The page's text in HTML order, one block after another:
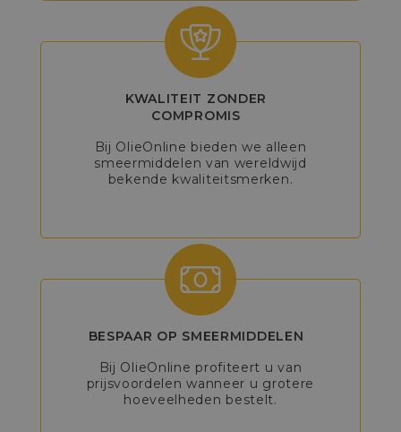
KWALITEIT ZONDER
COMPROMIS
Bij OlieOnline bieden we alleen
smeermiddelen van wereldwijd
bekende kwaliteitsmerken.
BESPAAR OP SMEERMIDDELEN
Bij OlieOnline profiteert u van
prijsvoordelen wanneer u grotere
hoeveelheden bestelt.